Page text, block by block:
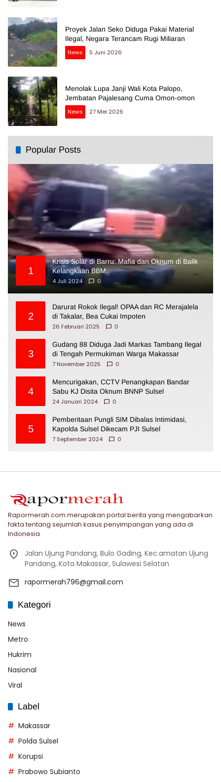
Proyek Jalan Seko Diduga Pakai Material
Ilegal, Negara Terancam Rugi Miliaran
News
5 Juni 2026
Menolak Lupa Janji Wali Kota Palopo,
Jembatan Pajalesang Cuma Omon-omon
News
27 Mei 2026
Popular Posts
1
Krisis Solar di Barru: Mafia dan Oknum di Balik
Kelangkaan BBM
4 Juli 2024
0
2
Darurat Rokok Ilegal! OPAA dan RC Merajalela
di Takalar, Bea Cukai Impoten
26 Februari 2025
0
3
Gudang 88 Diduga Jadi Markas Tambang Ilegal
di Tengah Permukiman Warga Makassar
7 November 2025
0
4
Mencurigakan, CCTV Penangkapan Bandar
Sabu KJ Disita Oknum BNNP Sulsel
24 Januari 2024
0
5
Pemberitaan Pungli SIM Dibalas Intimidasi,
Kapolda Sulsel Dikecam PJI Sulsel
7 September 2024
0
Rapormerah.com merupakan portal berita yang mengabarkan
fakta tentang sejumlah kasus penyimpangan yang ada di
Indonesia
Jalan Ujung Pandang, Bulo Gading, Kec.amatan Ujung
Pandang, Kota Makassar, Sulawesi Selatan
rapormerah796@gmail.com
Kategori
News
Metro
Hukrim
Nasional
Viral
Label
Makassar
Polda Sulsel
Korupsi
Prabowo Subianto